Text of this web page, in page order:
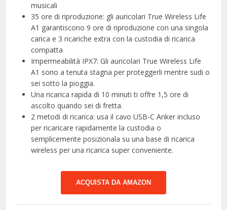
musicali
35 ore di riproduzione: gli auricolari True Wireless Life
A1 garantiscono 9 ore di riproduzione con una singola
carica e 3 ricariche extra con la custodia di ricarica
compatta
Impermeabilità IPX7: Gli auricolari True Wireless Life
A1 sono a tenuta stagna per proteggerli mentre sudi o
sei sotto la pioggia.
Una ricarica rapida di 10 minuti ti offre 1,5 ore di
ascolto quando sei di fretta.
2 metodi di ricarica: usa il cavo USB-C Anker incluso
per ricaricare rapidamente la custodia o
semplicemente posizionala su una base di ricarica
wireless per una ricarica super conveniente.
ACQUISTA DA AMAZON